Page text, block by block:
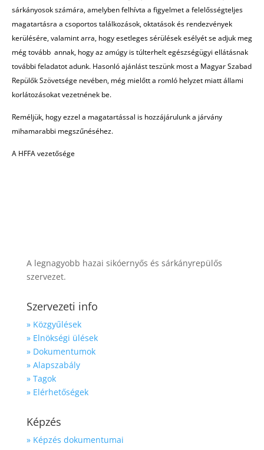
sárkányosok számára, amelyben felhívta a figyelmet a felelősségteljes
magatartásra a csoportos találkozások, oktatások és rendezvények
kerülésére, valamint arra, hogy esetleges sérülések esélyét se adjuk meg
még tovább annak, hogy az amúgy is túlterhelt egészségügyi ellátásnak
további feladatot adunk. Hasonló ajánlást teszünk most a Magyar Szabad
Repülők Szövetsége nevében, még mielőtt a romló helyzet miatt állami
korlátozásokat vezetnének be.
Reméljük, hogy ezzel a magatartással is hozzájárulunk a járvány
mihamarabbi megszűnéséhez.
A HFFA vezetősége
A legnagyobb hazai sikóernyős és sárkányrepülős
szervezet.
Szervezeti info
» Közgyűlések
» Elnökségi ülések
» Dokumentumok
» Alapszabály
» Tagok
» Elérhetőségek
Képzés
» Képzés dokumentumai